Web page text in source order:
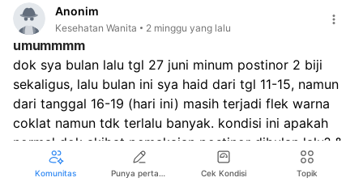
masalah lain.
Anonim
Kesehatan Wanita 2 minggu yang lalu
umummmm
dok sya bulan lalu tgl 27 juni minum postinor 2 biji
sekaligus, lalu bulan ini sya haid dari tgl 11-15, namun
dari tanggal 16-19 (hari ini) masih terjadi flek warna
coklat namun tdk terlalu banyak. kondisi ini apakah
normal dok akibat pemakaian postinor dibulan lalu? &
Umum Umum Menstruasi
Komunitas Punya pertanyaan seputar kesehatan? Cek Kondisi Topik